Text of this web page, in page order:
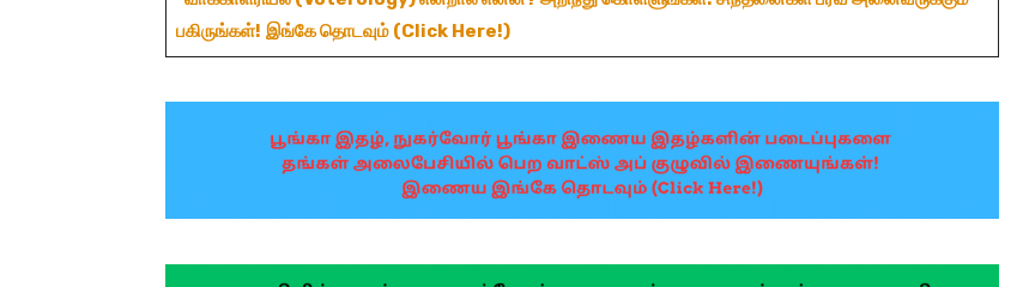
பகிருங்கள்! இங்கேதொடவும் (Click Here!)